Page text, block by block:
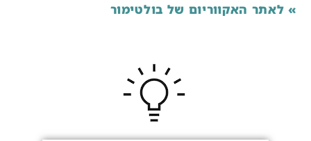
» לאתר האקווריום של בולטימור